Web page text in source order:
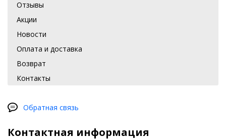
Отзывы
Акции
Новости
Оплата и доставка
Возврат
Контакты
Обратная связь
Контактная информация